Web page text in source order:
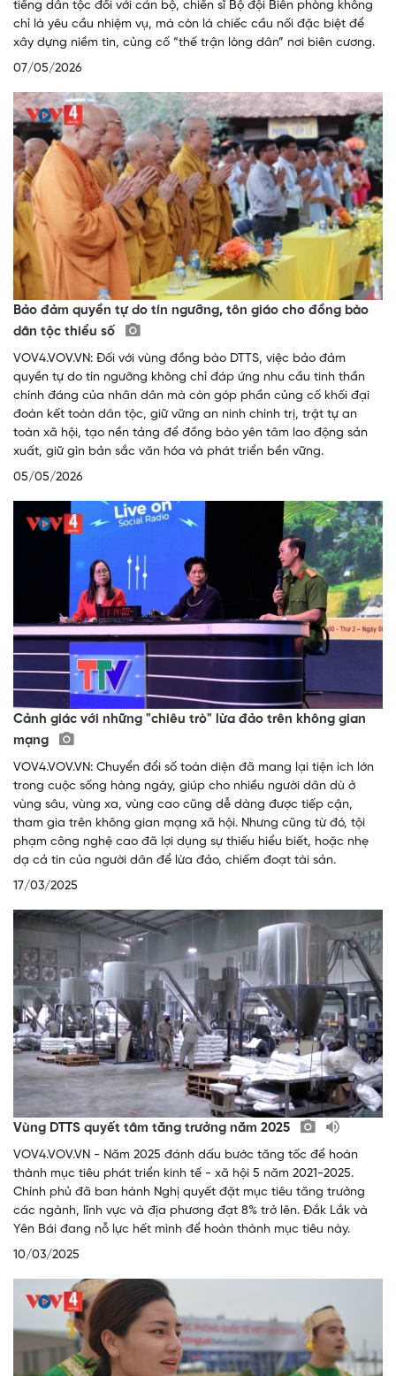
tiếng dân tộc đối với cán bộ, chiến sĩ Bộ đội Biên phòng không
chỉ là yêu cầu nhiệm vụ, mà còn là chiếc cầu nối đặc biệt để
xây dựng niềm tin, củng cố “thế trận lòng dân” nơi biên cương.
07/05/2026
Bảo đảm quyền tự do tín ngưỡng, tôn giáo cho đồng bào
dân tộc thiểu số
VOV4.VOV.VN: Đối với vùng đồng bào DTTS, việc bảo đảm
quyền tự do tín ngưỡng không chỉ đáp ứng nhu cầu tinh thần
chính đáng của nhân dân mà còn góp phần củng cố khối đại
đoàn kết toàn dân tộc, giữ vững an ninh chính trị, trật tự an
toàn xã hội, tạo nền tảng để đồng bào yên tâm lao động sản
xuất, giữ gìn bản sắc văn hóa và phát triển bền vững.
05/05/2026
Cảnh giác với những "chiêu trò" lừa đảo trên không gian
mạng
VOV4.VOV.VN: Chuyển đổi số toàn diện đã mang lại tiện ích lớn
trong cuộc sống hàng ngày, giúp cho nhiều người dân dù ở
vùng sâu, vùng xa, vùng cao cũng dễ dàng được tiếp cận,
tham gia trên không gian mạng xã hội. Nhưng cũng từ đó, tội
phạm công nghệ cao đã lợi dụng sự thiếu hiểu biết, hoặc nhẹ
dạ cả tin của người dân để lừa đảo, chiếm đoạt tài sản.
17/03/2025
Vùng DTTS quyết tâm tăng trưởng năm 2025
VOV4.VOV.VN - Năm 2025 đánh dấu bước tăng tốc để hoàn
thành mục tiêu phát triển kinh tế - xã hội 5 năm 2021-2025.
Chính phủ đã ban hành Nghị quyết đặt mục tiêu tăng trưởng
các ngành, lĩnh vực và địa phương đạt 8% trở lên. Đắk Lắk và
Yên Bái đang nỗ lực hết mình để hoàn thành mục tiêu này.
10/03/2025